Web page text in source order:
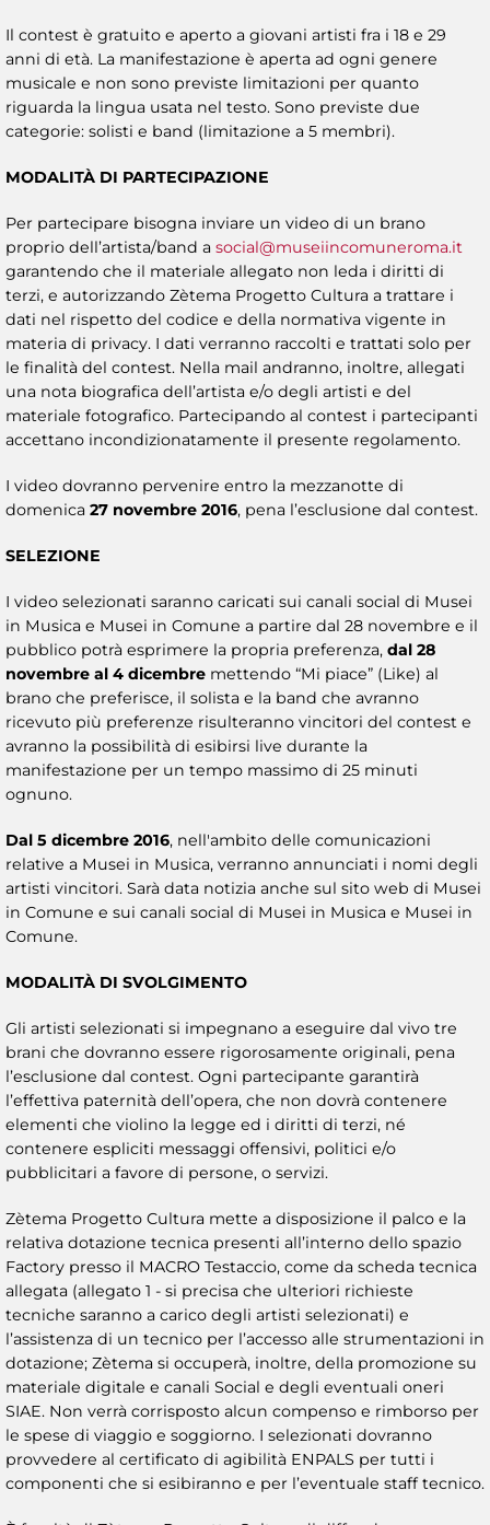
Il contest è gratuito e aperto a giovani artisti fra i 18 e 29
anni di età. La manifestazione è aperta ad ogni genere
musicale e non sono previste limitazioni per quanto
riguarda la lingua usata nel testo. Sono previste due
categorie: solisti e band (limitazione a 5 membri).
MODALITÀ DI PARTECIPAZIONE
Per partecipare bisogna inviare un video di un brano
proprio dell’artista/band a social@museiincomuneroma.it
garantendo che il materiale allegato non leda i diritti di
terzi, e autorizzando Zètema Progetto Cultura a trattare i
dati nel rispetto del codice e della normativa vigente in
materia di privacy. I dati verranno raccolti e trattati solo per
le finalità del contest. Nella mail andranno, inoltre, allegati
una nota biografica dell’artista e/o degli artisti e del
materiale fotografico. Partecipando al contest i partecipanti
accettano incondizionatamente il presente regolamento.
I video dovranno pervenire entro la mezzanotte di
domenica 27 novembre 2016, pena l’esclusione dal contest.
SELEZIONE
I video selezionati saranno caricati sui canali social di Musei
in Musica e Musei in Comune a partire dal 28 novembre e il
pubblico potrà esprimere la propria preferenza, dal 28
novembre al 4 dicembre mettendo “Mi piace” (Like) al
brano che preferisce, il solista e la band che avranno
ricevuto più preferenze risulteranno vincitori del contest e
avranno la possibilità di esibirsi live durante la
manifestazione per un tempo massimo di 25 minuti
ognuno.
Dal 5 dicembre 2016, nell'ambito delle comunicazioni
relative a Musei in Musica, verranno annunciati i nomi degli
artisti vincitori. Sarà data notizia anche sul sito web di Musei
in Comune e sui canali social di Musei in Musica e Musei in
Comune.
MODALITÀ DI SVOLGIMENTO
Gli artisti selezionati si impegnano a eseguire dal vivo tre
brani che dovranno essere rigorosamente originali, pena
l’esclusione dal contest. Ogni partecipante garantirà
l’effettiva paternità dell’opera, che non dovrà contenere
elementi che violino la legge ed i diritti di terzi, né
contenere espliciti messaggi offensivi, politici e/o
pubblicitari a favore di persone, o servizi.
Zètema Progetto Cultura mette a disposizione il palco e la
relativa dotazione tecnica presenti all’interno dello spazio
Factory presso il MACRO Testaccio, come da scheda tecnica
allegata (allegato 1 - si precisa che ulteriori richieste
tecniche saranno a carico degli artisti selezionati) e
l’assistenza di un tecnico per l’accesso alle strumentazioni in
dotazione; Zètema si occuperà, inoltre, della promozione su
materiale digitale e canali Social e degli eventuali oneri
SIAE. Non verrà corrisposto alcun compenso e rimborso per
le spese di viaggio e soggiorno. I selezionati dovranno
provvedere al certificato di agibilità ENPALS per tutti i
componenti che si esibiranno e per l’eventuale staff tecnico.